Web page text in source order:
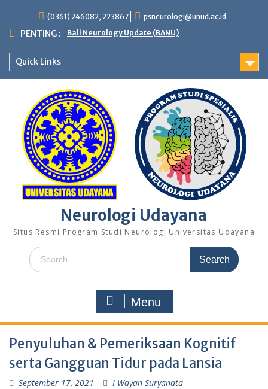
(0361) 246082, 223867 psneurologi@unud.ac.id
PENTING : Bali Neurology Update (BANU)
Quick Links
Neurologi Udayana
Situs Resmi Program Studi Neurologi Universitas Udayana
Menu
Penyuluhan & Pemeriksaan Kognitif
serta Gangguan Tidur pada Lansia
September 17, 2021 I Wayan Suryanata